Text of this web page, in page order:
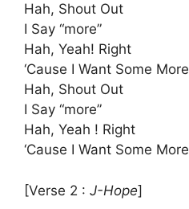
Hah, Shout Out
I Say “more”
Hah, Yeah! Right
‘Cause I Want Some More
Hah, Shout Out
I Say “morе”
Hah, Yeah ! Right
‘Cause I Want Some Morе
[Verse 2 : ​ J-Hope]